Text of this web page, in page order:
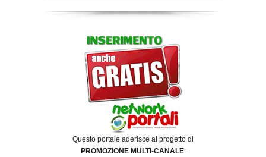
Questo portale aderisce al progetto di
PROMOZIONE MULTI-CANALE: